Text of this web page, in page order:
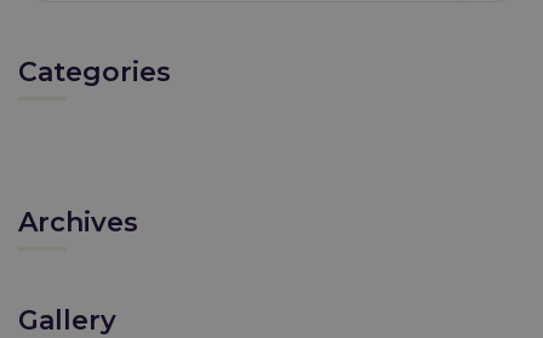
Categories
Archives
Gallery